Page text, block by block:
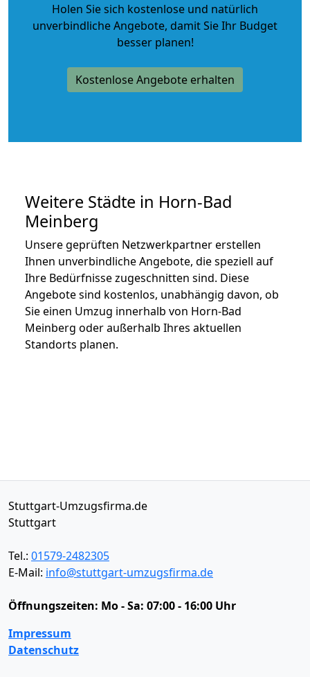
Holen Sie sich kostenlose und natürlich
unverbindliche Angebote, damit Sie Ihr Budget
besser planen!
Kostenlose Angebote erhalten
Weitere Städte in Horn-Bad
Meinberg
Unsere geprüften Netzwerkpartner erstellen
Ihnen unverbindliche Angebote, die speziell auf
Ihre Bedürfnisse zugeschnitten sind. Diese
Angebote sind kostenlos, unabhängig davon, ob
Sie einen Umzug innerhalb von Horn-Bad
Meinberg oder außerhalb Ihres aktuellen
Standorts planen.
Stuttgart-Umzugsfirma.de
Stuttgart
Tel.: 01579-2482305
E-Mail: info@stuttgart-umzugsfirma.de
Öffnungszeiten: Mo - Sa: 07:00 - 16:00 Uhr
Impressum
Datenschutz